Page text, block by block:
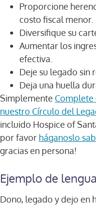
Proporcione
costo fiscal menor.
Diversifique su
Aumentar los
efectiva.
Deje su legado sin
Deja una huella
Simplemente Complete
nuestro Círculo del
incluido Hospice of
por favor háganoslo
gracias en persona!
Ejemplo de
Dono, legado y dejo en